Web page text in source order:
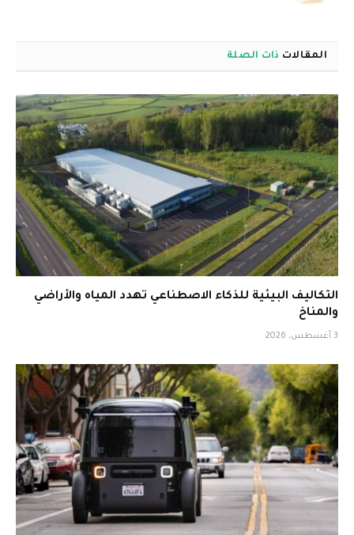
المقالات ذات الصلة
التكاليف البيئية للذكاء الاصطناعي تهدد المياه والأراضي
والمناخ
3 أغسطس، 2026